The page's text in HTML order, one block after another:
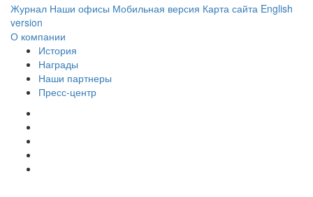
Журнал Наши офисы Мобильная версия Карта сайта English
version
О компании
История
Награды
Наши партнеры
Пресс-центр